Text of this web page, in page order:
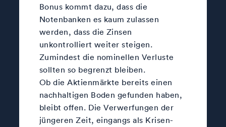
Bonus kommt dazu, dass die
Notenbanken es kaum zulassen
werden, dass die Zinsen
unkontrolliert weiter steigen.
Zumindest die nominellen Verluste
sollten so begrenzt bleiben.
Ob die Aktienmärkte bereits einen
nachhaltigen Boden gefunden haben,
bleibt offen. Die Verwerfungen der
jüngeren Zeit, eingangs als Krisen-